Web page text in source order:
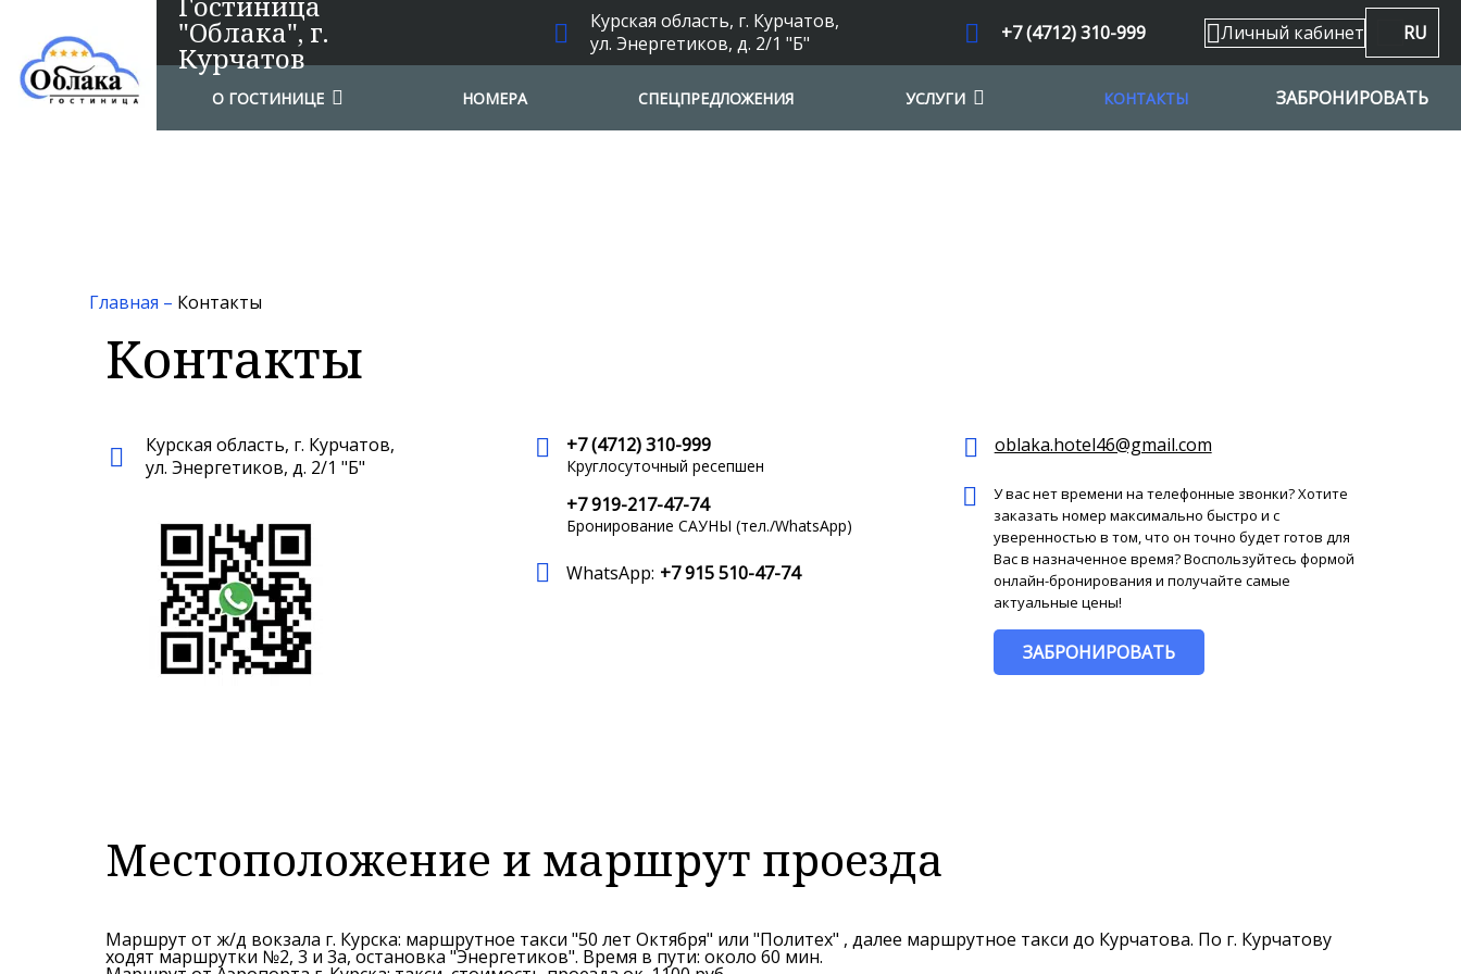
"Облака", г.
Курчатов
Курская область, г. Курчатов,
ул. Энергетиков, д. 2/1 "Б"
+7 (4712) 310-999 Личный кабинет RU
О ГОСТИНИЦЕ НОМЕРА СПЕЦПРЕДЛОЖЕНИЯ УСЛУГИ КОНТАКТЫ ЗАБРОНИРОВАТЬ
Главная – Контакты
Контакты
Курская область, г. Курчатов,
ул. Энергетиков, д. 2/1 "Б"
+7 (4712) 310-999
Круглосуточный ресепшен
+7 919-217-47-74
Бронирование САУНЫ (тел./WhatsApp)
WhatsApp: +7 915 510-47-74
oblaka.hotel46@gmail.com
У вас нет времени на телефонные звонки? Хотите
заказать номер максимально быстро и с
уверенностью в том, что он точно будет готов для
Вас в назначенное время? Воспользуйтесь формой
онлайн-бронирования и получайте самые
актуальные цены!
ЗАБРОНИРОВАТЬ
Местоположение и маршрут проезда
Маршрут от ж/д вокзала г. Курска: маршрутное такси "50 лет Октября" или "Политех" , далее маршрутное такси до Курчатова. По г. Курчатову
ходят маршрутки №2, 3 и 3а, остановка "Энергетиков". Время в пути: около 60 мин.